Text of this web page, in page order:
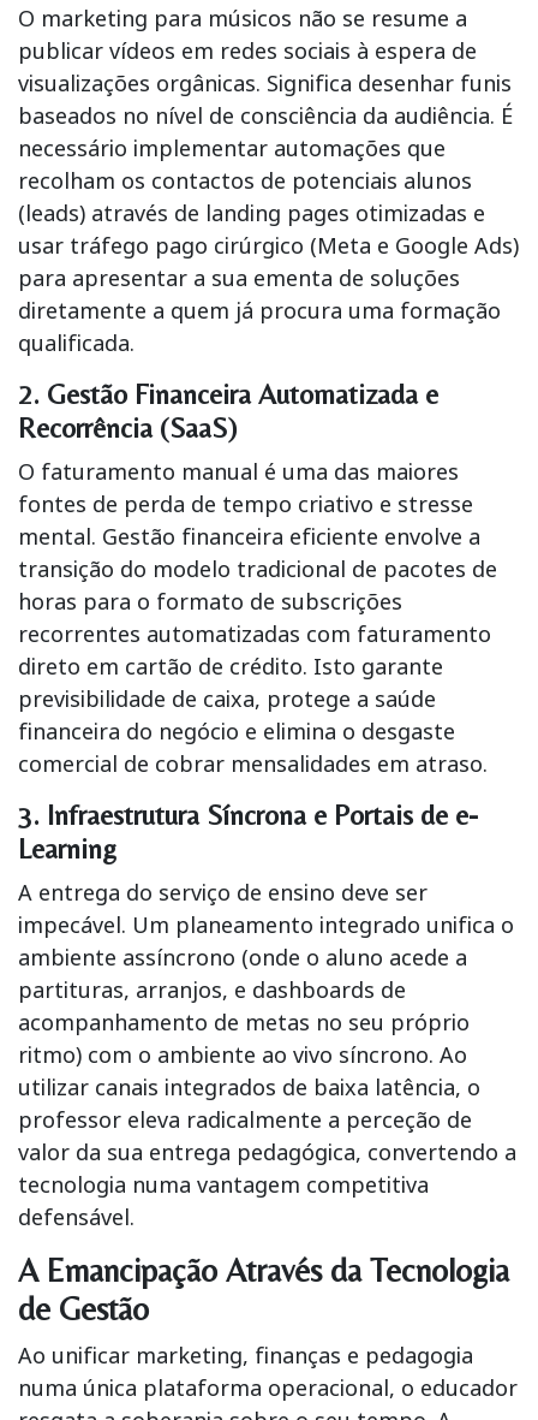
O marketing para músicos não se resume a
publicar vídeos em redes sociais à espera de
visualizações orgânicas. Significa desenhar funis
baseados no nível de consciência da audiência. É
necessário implementar automações que
recolham os contactos de potenciais alunos
(leads) através de landing pages otimizadas e
usar tráfego pago cirúrgico (Meta e Google Ads)
para apresentar a sua ementa de soluções
diretamente a quem já procura uma formação
qualificada.
2. Gestão Financeira Automatizada e
Recorrência (SaaS)
O faturamento manual é uma das maiores
fontes de perda de tempo criativo e stresse
mental. Gestão financeira eficiente envolve a
transição do modelo tradicional de pacotes de
horas para o formato de subscrições
recorrentes automatizadas com faturamento
direto em cartão de crédito. Isto garante
previsibilidade de caixa, protege a saúde
financeira do negócio e elimina o desgaste
comercial de cobrar mensalidades em atraso.
3. Infraestrutura Síncrona e Portais de e-
Learning
A entrega do serviço de ensino deve ser
impecável. Um planeamento integrado unifica o
ambiente assíncrono (onde o aluno acede a
partituras, arranjos, e dashboards de
acompanhamento de metas no seu próprio
ritmo) com o ambiente ao vivo síncrono. Ao
utilizar canais integrados de baixa latência, o
professor eleva radicalmente a perceção de
valor da sua entrega pedagógica, convertendo a
tecnologia numa vantagem competitiva
defensável.
A Emancipação Através da Tecnologia
de Gestão
Ao unificar marketing, finanças e pedagogia
numa única plataforma operacional, o educador